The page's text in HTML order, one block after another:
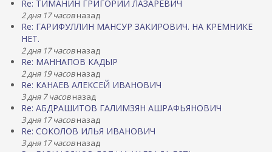
Re: ТИМАНИН ГРИГОРИЙ ЛАЗАРЕВИЧ
2 дня 17 часовназад
Re: ГАРИФУЛЛИН МАНСУР ЗАКИРОВИЧ. НА КРЕМНИКЕ
НЕТ.
2 дня 17 часовназад
Re: МАННАПОВ КАДЫР
2 дня 19 часовназад
Re: КАНАЕВ АЛЕКСЕЙ ИВАНОВИЧ
3 дня 7 часовназад
Re: АБДРАШИТОВ ГАЛИМЗЯН АШРАФЬЯНОВИЧ
3 дня 17 часовназад
Re: СОКОЛОВ ИЛЬЯ ИВАНОВИЧ
3 дня 17 часовназад